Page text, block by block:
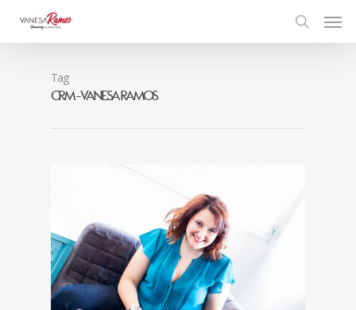
Tag
CRM - Vanesa Ramos